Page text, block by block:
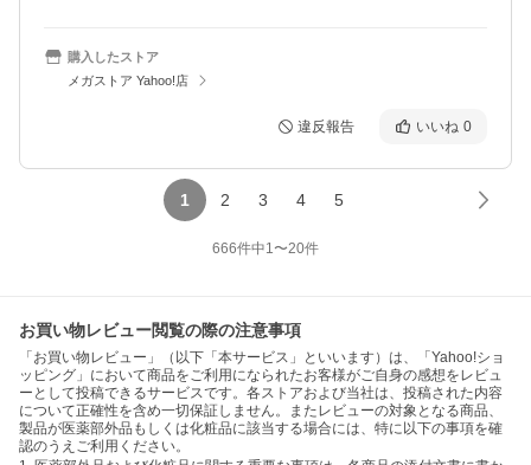
購入したストア
メガストア Yahoo!店
違反報告 いいね 0
1 2 3 4 5
666件中1〜20件
お買い物レビュー閲覧の際の注意事項
「お買い物レビュー」（以下「本サービス」といいます）は、「Yahoo!ショ
ッピング」において商品をご利用になられたお客様がご自身の感想をレビュ
ーとして投稿できるサービスです。各ストアおよび当社は、投稿された内容
について正確性を含め一切保証しません。またレビューの対象となる商品、
製品が医薬部外品もしくは化粧品に該当する場合には、特に以下の事項を確
認のうえご利用ください。